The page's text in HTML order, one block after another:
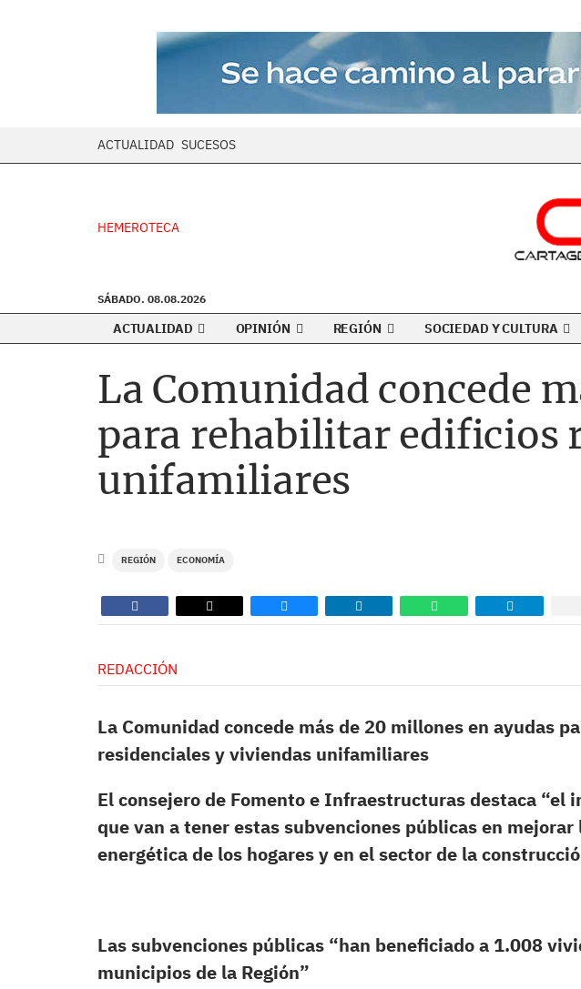
ACTUALIDAD SUCESOS
HEMEROTECA
SÁBADO. 08.08.2026
ACTUALIDAD OPINIÓN REGIÓN SOCIEDAD Y CULTURA
La Comunidad concede
para rehabilitar edificios
unifamiliares
REGIÓN ECONOMÍA
REDACCIÓN
La Comunidad concede más de 20 millones en ayudas
residenciales y viviendas unifamiliares
El consejero de Fomento e Infraestructuras destaca “el
que van a tener estas subvenciones públicas en
energética de los hogares y en el sector de la
Las subvenciones públicas “han beneficiado a 1.008
municipios de la Región”